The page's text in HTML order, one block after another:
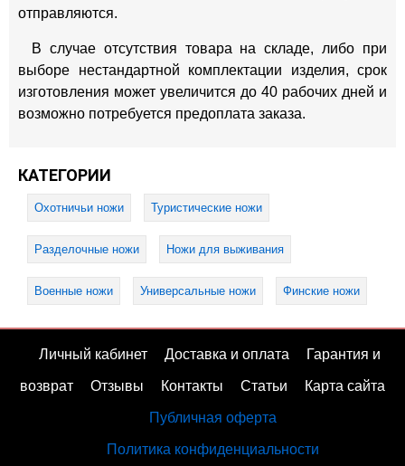
отправляются.
В случае отсутствия товара на складе, либо при
выборе нестандартной комплектации изделия, срок
изготовления может увеличится до 40 рабочих дней и
возможно потребуется предоплата заказа.
КАТЕГОРИИ
Охотничьи ножи Туристические ножи
Разделочные ножи Ножи для выживания
Военные ножи Универсальные ножи Финские ножи
Личный кабинет Доставка и оплата Гарантия и
возврат Отзывы Контакты Статьи Карта сайта
Публичная оферта
Политика конфиденциальности